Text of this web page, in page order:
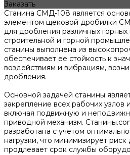
Заказать
Станина СМД-108 является
элементом щековой дробилки
для дробления различных
строительной и горной
станины выполнена из
обеспечивает ее стойкость к
воздействиям и вибрациям,
дробления.
Основной задачей станины
закрепление всех рабочих узлов
включая подвижную и
приводной механизм.
разработана с учетом
нагрузки, что минимизирует
продлевает срок службы